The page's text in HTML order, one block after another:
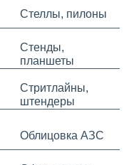
Стеллы, пилоны
Стенды,
планшеты
Стритлайны,
штендеры
Облицовка АЗС